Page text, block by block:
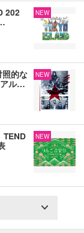
202
NEW
照的な
ル…
NEW
TEND
NEW